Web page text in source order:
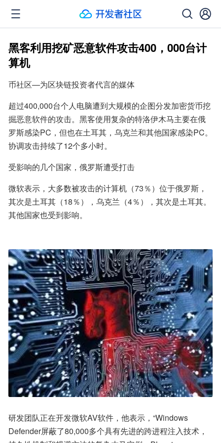
黑客利用挖矿恶意软件攻击400，000台计
算机
币社区—为区块链投资者代言的媒体
超过400,000台个人电脑遭到大规模的企图分发加密货币挖
掘恶意软件的攻击。黑客使用复杂的特洛伊木马主要在俄
罗斯感染PC，但也在土耳其，乌克兰和其他国家感染PC。
协调攻击持续了12个多小时。
受影响的几个国家，俄罗斯遭受打击
微软表示，大多数被攻击的计算机（73％）位于俄罗斯，
其次是土耳其（18％），乌克兰（4％），其次是土耳其。
其他国家也受到影响。
研发团队正在开发微软AV软件，他表示，“Windows
Defender屏蔽了80,000多个具有先进的跨进程注入技术，